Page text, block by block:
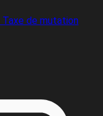
Taxe de mutation